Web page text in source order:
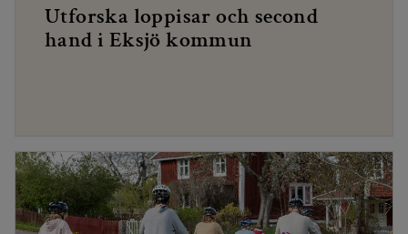
Utforska loppisar och second
hand i Eksjö kommun